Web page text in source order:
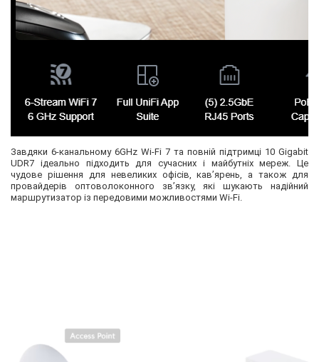
Завдяки 6-канальному 6GHz Wi-Fi 7 та повній підтримці 10 Gigabit
UDR7 ідеально підходить для сучасних і майбутніх мереж. Це
чудове рішення для невеликих офісів, кав’ярень, а також для
провайдерів оптоволоконного зв’язку, які шукають надійний
маршрутизатор із передовими можливостями Wi-Fi.